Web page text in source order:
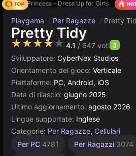
Fashion Princess - Dress Up for Girls
Piece
Playgama / Per Ragazze / Pretty
Pretty Tidy
★★★★★ 4.1 / 647 voti 3
Sviluppatore: CyberNex Studios
Orientamento del gioco: Verticale
Piattaforme: PC, Android, iOS
Data di rilascio: giugno 2025
Ultimo aggiornamento: agosto 2026
Lingue supportate: Inglese
Categorie: Per Ragazze, Cellulari
Per PC 4781 Per Ragazzi 3074
Browser
Unity